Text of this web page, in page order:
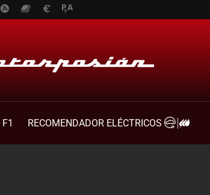
F1
RECOMENDADOR ELÉCTRICOS